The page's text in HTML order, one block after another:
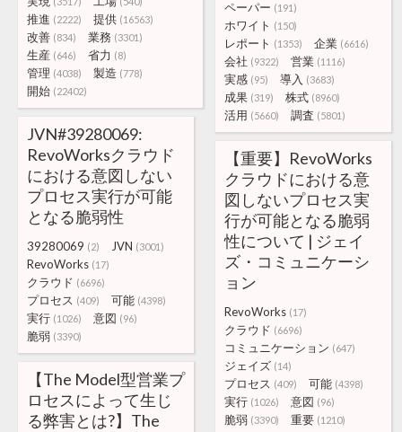
ペーパー (191)
ホワイト (150)
レポート (1353) 企業 (6616)
会社 (9322) 営業 (1116)
実感 (95) 導入 (3683)
成果 (319) 株式 (8960)
活用 (5660) 調査 (5801)
推進 (2222) 提供 (16563)
改善 (834) 業務 (3301)
生産 (646) 省力 (8)
管理 (4038) 製造 (778)
開始 (22402)
JVN#39280069:
RevoWorksクラウド
における意図しない
プロセス実行が可能
となる脆弱性
39280069 (2) JVN (3001)
RevoWorks (17)
クラウド (6696)
プロセス (409) 可能 (4398)
実行 (1026) 意図 (96)
脆弱 (3390)
【重要】RevoWorks
クラウドにおける意
図しないプロセス実
行が可能となる脆弱
性について | ジェイ
ズ・コミュニケーシ
ョン
RevoWorks (17)
クラウド (6696)
コミュニケーション (647)
ジェイズ (14)
プロセス (409) 可能 (4398)
実行 (1026) 意図 (96)
脆弱 (3390) 重要 (1210)
【The Model型営業プ
ロセスによって生じ
る弊害とは?】The